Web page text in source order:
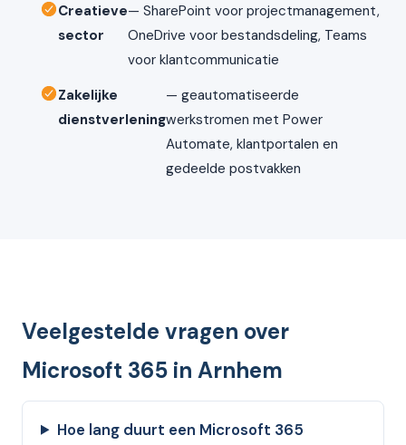
Creatieve
sector
— SharePoint voor projectmanagement,
OneDrive voor bestandsdeling, Teams
voor klantcommunicatie
Zakelijke
dienstverlening
— geautomatiseerde
werkstromen met Power
Automate, klantportalen en
gedeelde postvakken
Veelgestelde vragen over
Microsoft 365 in Arnhem
Hoe lang duurt een Microsoft 365